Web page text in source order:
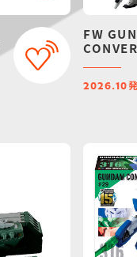
FW
2026.10